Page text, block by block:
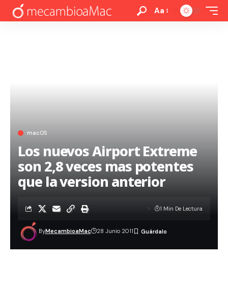
Aa
macOS
Los nuevos Airport Extreme
son 2,8 veces mas potentes
que la version anterior
ByMecambioaMac 28 Junio 2011
1 Min De Lectura